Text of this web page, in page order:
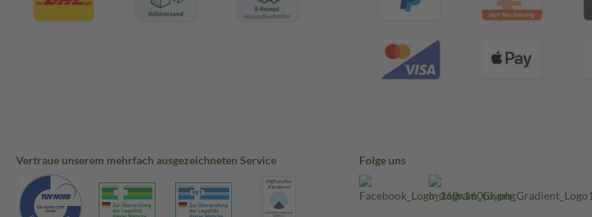
Vertraue unserem mehrfach ausgezeichneten Service Folge uns